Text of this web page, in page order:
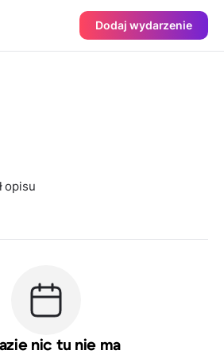
Dodaj wydarzenie
opisu
nic tu nie ma